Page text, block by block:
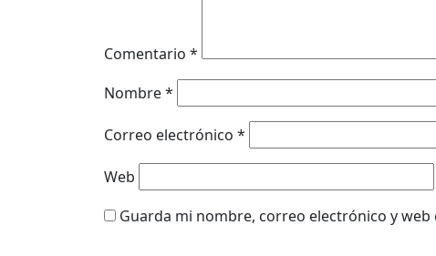
Comentario *
Nombre*
Correo electrónico *
Web
Guarda mi nombre, correo electrónico y